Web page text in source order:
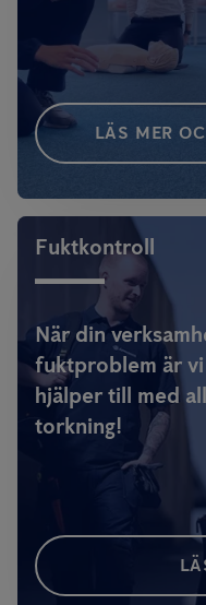
LÄS MER
Fuktkontroll
När din
fuktproblem är
hjälper till med
torkning!